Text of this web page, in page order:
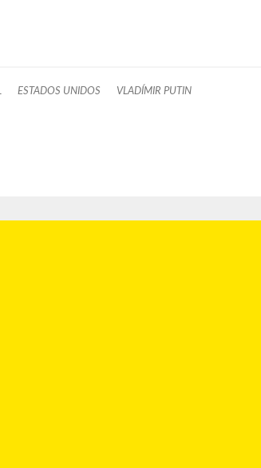
ESTADOS UNIDOS VLADÍMIR PUTIN